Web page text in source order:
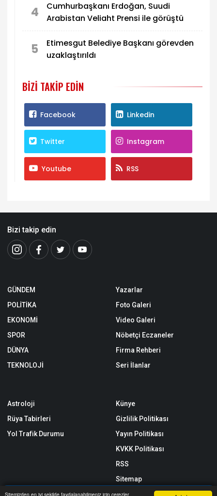
Sitemizden en iyi şekilde faydalanabilmeniz için çerezler
4
Cumhurbaşkanı Erdoğan, Suudi
Arabistan Veliaht Prensi ile görüştü
5
Etimesgut Belediye Başkanı görevden
uzaklaştırıldı
BIZI TAKIP EDIN
Facebook Linkedin
Twitter Instagram
Youtube RSS
Bizi takip edin
GÜNDEM
POLİTİKA
EKONOMİ
SPOR
DÜNYA
TEKNOLOJİ
Yazarlar
Foto Galeri
Video Galeri
Nöbetçi Eczaneler
Firma Rehberi
Seri İlanlar
Astroloji
Rüya Tabirleri
Yol Trafik Durumu
Künye
Gizlilik Politikası
Yayın Politikası
KVKK Politikası
RSS
Sitemap
Sitene Ekle